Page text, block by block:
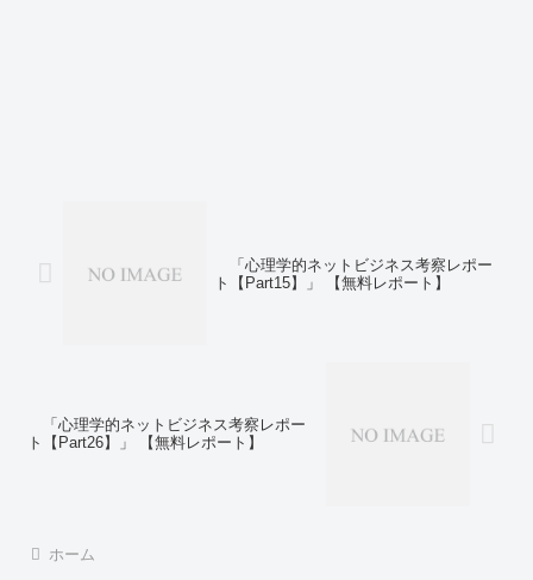
「心理学的ネットビジネス考察レポー
ト【Part15】」 【無料レポート】
「心理学的ネットビジネス考察レポー
ト【Part26】」 【無料レポート】
ホーム